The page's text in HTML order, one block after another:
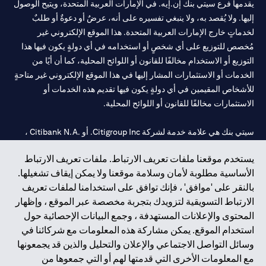
يستخدم موقعنا ملفات تعريف الارتباط. ملفات تعريف الارتباط
الأساسية مطلوبة لأمان وسلامة موقعنا ولا يمكن إيقاف تشغيلها.
بالنقر على 'موافق' ، فإنك توافق على استخدامنا لملفات تعريف
الارتباط التسويقية لتزويدك بتجربة مخصصة عبر الموقع ، وإظهار
المحتوى والإعلانات المستهدفة ، وجمع البيانات الإحصائية حول
استخدام الموقع. يمكن مشاركة هذه المعلومات مع شركائنا في
وسائل التواصل الاجتماعي والإعلان والتحليل والذين قد يجمعونها
مع المعلومات الأخرى التي قدمتها لهم أو التي جمعوها من
يقدمها فرع سيتي بنك إن.إيه. في الإمارات العربية المتحدة، ويتيح الوصول
إليها. ولا يُقصد به، ولا ينبغي تفسيره على أنه، عرضٌ أو دعوةٌ أو طلبٌ
لخدماتٍ خارج الإمارات العربية المتحدة. هذا الموقع الإلكتروني غير
مُخصص للتوزيع على أي شخصٍ أو استخدامه في أي دولةٍ يكون فيها هذا
التوزيع أو الاستخدام مخالفًا للقانون أو اللوائح المحلية، كما أن أيًا من
الخدمات أو الاستثمارات المشار إليها في هذا الموقع الإلكتروني غير متاحةٍ
للأشخاص المقيمين في أي دولةٍ يكون فيها تقديم هذه الخدمات أو
الاستثمارات مخالفًا للقانون أو اللوائح المحلية.
سيتي بنك هي علامة خدمة لشركة Citigroup Inc. أو .Citibank N.A ،
سيتي بنك إن. إيه. الإمارات مسجل لدى مصرف الإمارات المركزي تحت
أرقام التراخيص 202563 لفرع الوصل في دبي، 531989 لفرع مول
الإمارات في دبي، و CN-1002019 لفرع أبوظبي. هاتف: 4000 311 04.
فرع سيتي بنك إن إيه - الإمارات العربية المتحدة مرخص من مصرف
الإمارات العربية المتحدة المركزي كفرع لبنك أجنبي.
سيتي بنك إن إيه الإمارات العربية المتحدة مرخص من هيئة الأوراق المالية
والسلع في الإمارات العربية المتحدة ("SCA") للقيام بالنشاط المالي لـ أ)